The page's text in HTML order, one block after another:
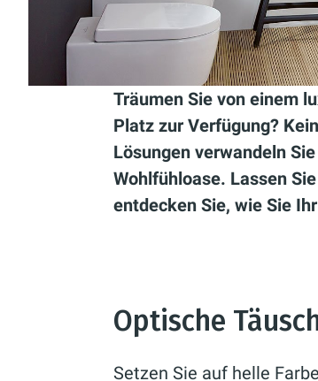
Träumen Sie von einem
Platz zur Verfügung?
Lösungen verwandeln
Wohlfühloase. Lassen
entdecken Sie, wie Sie
Optische
Setzen Sie auf helle